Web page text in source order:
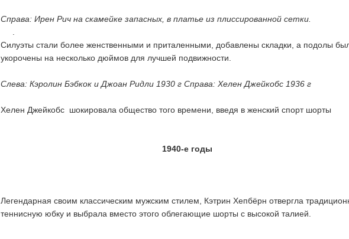
Справа: Ирeн Рич на скамейке запасных, в платье из плиссированной сетки.
Силуэты стали более женственными и приталенными, добавлены складки, а подолы
укорочены на несколько дюймов для лучшей подвижности.
Слева: Кэролин Бэбкок и Джоан Ридли 1930 г Справа: Хелен Джейкобс 1936 г
Хелен Джейкобс шокировала общество того времени, введя в женский спорт шорты
1940-е годы
Легендарная своим классическим мужским стилем, Кэтрин Хепбёрн отвергла
теннисную юбку и выбрала вместо этого облегающие шорты с высокой талией.